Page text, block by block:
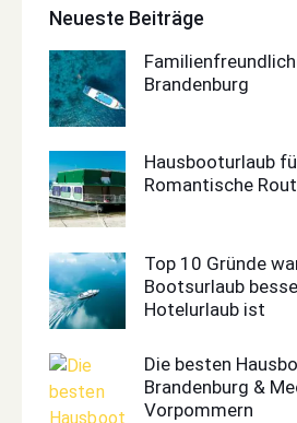
Neueste Beiträge
Brandenburg
Hausbooturlaub
Romantische
Top 10 Gründe
Bootsurlaub
Hotelurlaub ist
Die besten
Brandenburg &
Vorpommern